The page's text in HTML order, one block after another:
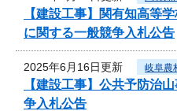
【建設工事】関有知高等
に関する一般競争入札公告
2025年6月16日更新 岐阜農
【建設工事】公共予防治
争入札公告